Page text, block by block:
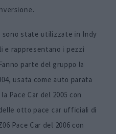
state utilizzate in Indy
e rappresentano i pezzi
parte del gruppo la
usata come auto parata
Pace Car del 2005 con
otto pace car ufficiali di
Pace Car del 2006 con